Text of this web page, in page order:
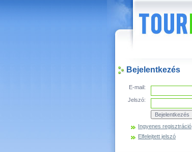
Bejelentkezés
E-mail:
Jelszó:
Ingyenes regisztráció
Elfelejtett jelszó